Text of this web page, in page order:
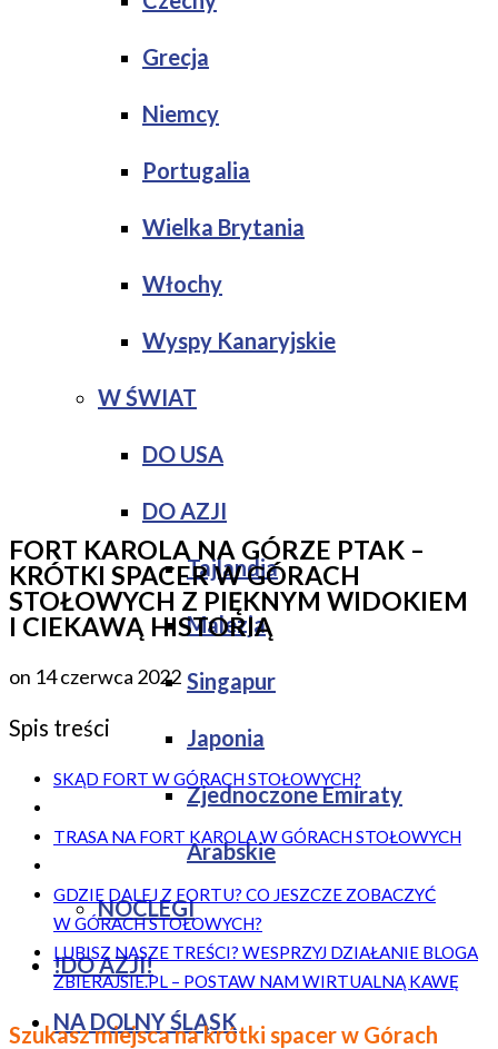
Grecja
Niemcy
Portugalia
Wielka Brytania
Włochy
Wyspy Kanaryjskie
W ŚWIAT
DO USA
DO AZJI
Tajlandia
Malezja
Singapur
Japonia
Zjednoczone Emiraty
Arabskie
NOCLEGI
!DO AZJI!
NA DOLNY ŚLĄSK
FORT KAROLA NA GÓRZE PTAK –
KRÓTKI SPACER W GÓRACH
STOŁOWYCH Z PIĘKNYM WIDOKIEM
I CIEKAWĄ HISTORIĄ
on 14 czerwca 2022
Spis treści
SKĄD FORT W GÓRACH STOŁOWYCH?
TRASA NA FORT KAROLA W GÓRACH STOŁOWYCH
GDZIE DALEJ Z FORTU? CO JESZCZE ZOBACZYĆ
W GÓRACH STOŁOWYCH?
LUBISZ NASZE TREŚCI? WESPRZYJ DZIAŁANIE BLOGA
ZBIERAJSIE.PL – POSTAW NAM WIRTUALNĄ KAWĘ
Szukasz miejsca na krótki spacer w Górach